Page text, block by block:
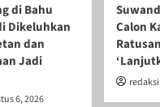
di Bahu
Dikeluhkan
dan
Jadi
6, 2026
Calon
redaksi